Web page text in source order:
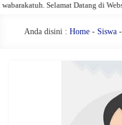
Selamat Datang di Website
Anda disini : Home- Siswa-